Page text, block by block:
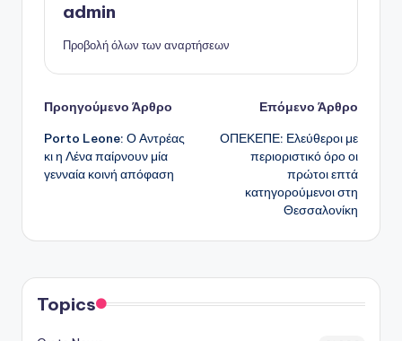
admin
Προβολή όλων των αναρτήσεων
Πλοήγηση
δημοσιεύσεων
Προηγούμενο Άρθρο
Porto Leone: Ο Αντρέας
κι η Λένα παίρνουν μία
γενναία κοινή απόφαση
Επόμενο Άρθρο
ΟΠΕΚΕΠΕ: Ελεύθεροι με
περιοριστικό όρο οι
πρώτοι επτά
κατηγορούμενοι στη
Θεσσαλονίκη
Topics